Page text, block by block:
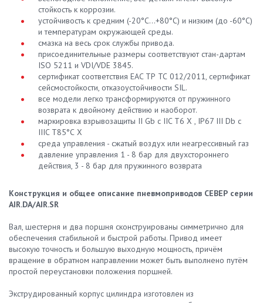
стойкость к коррозии.
устойчивость к средним (-20°С…+80°С) и низким (до -60°С)
и температурам окружающей среды.
смазка на весь срок службы привода.
присоединительные размеры соответствуют стан-дартам
ISO 5211 и VDI/VDE 3845.
сертификат соответствия EAC ТР ТС 012/2011, сертификат
сейсмостойкости, отказоустойчивости SIL.
все модели легко трансформируются от пружинного
возврата к двойному действию и наоборот.
маркировка взрывозащиты II Gb c IIC T6 X , IP67 III Db с
IIIC Т85°С X
среда управления - сжатый воздух или неагрессивный газ
давление управления 1 - 8 бар для двухстороннего
действия, 3 - 8 бар для пружинного возврата
Конструкция и общее описание пневмоприводов СЕВЕР серии
AIR.DA/AIR.SR
Вал, шестерня и два поршня сконструированы симметрично для
обеспечения стабильной и быстрой работы. Привод имеет
высокую точность и большую выходную мощность, причём
вращение в обратном направлении может быть выполнено путём
простой переустановки положения поршней.
Экструдированный корпус цилиндра изготовлен из